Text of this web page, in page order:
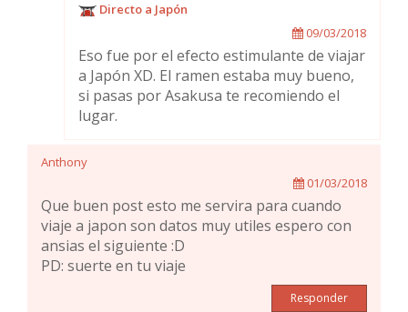
Directo a Japón
09/03/2018
Eso fue por el efecto estimulante de viajar
a Japón XD. El ramen estaba muy bueno,
si pasas por Asakusa te recomiendo el
lugar.
Anthony
01/03/2018
Que buen post esto me servira para cuando
viaje a japon son datos muy utiles espero con
ansias el siguiente :D
PD: suerte en tu viaje
Responder